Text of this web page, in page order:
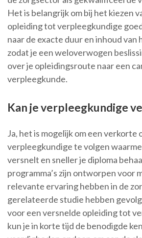
Het is belangrijk om bij het kiezen
opleiding tot verpleegkundige
naar de exacte duur en inhoud van
zodat je een weloverwogen
over je opleidingsroute naar een
verpleegkunde.
Kan je verpleegkundige
Ja, het is mogelijk om een verkorte
verpleegkundige te volgen
versnelt en sneller je diploma
programma’s zijn ontworpen voor
relevante ervaring hebben in de
gerelateerde studie hebben
voor een versnelde opleiding tot
kun je in korte tijd de benodigde